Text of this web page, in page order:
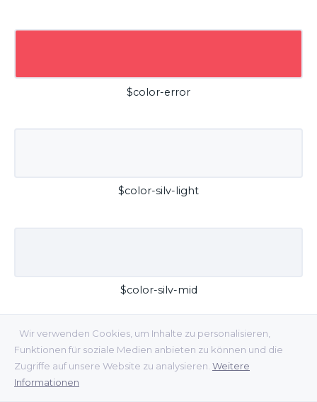
Wir verwenden Cookies, um Inhalte zu personalisieren,
Funktionen für soziale Medien anbieten zu können und die
Zugriffe auf unsere Website zu analysieren. Weitere
Informationen
$color-error
$color-silv-light
$color-silv-mid